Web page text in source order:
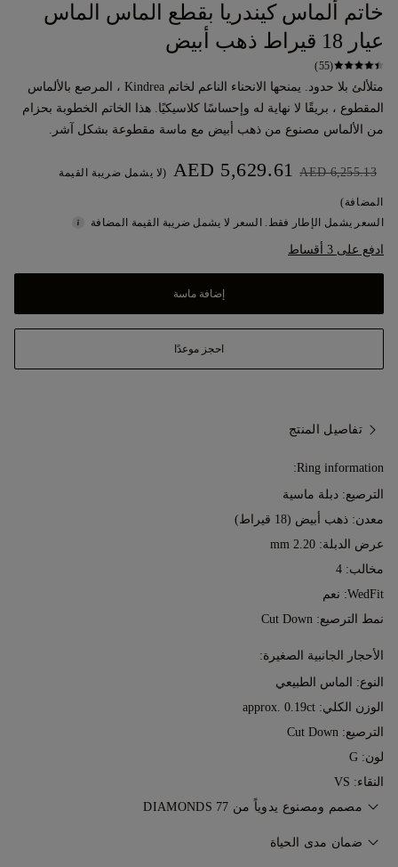
خاتم ألماس كيندريا بقطع الماس الماس
عيار 18 قيراط ذهب أبيض
(55)
متلألئ بلا حدود. يمنحها الانحناء الناعم لخاتم Kindrea ، المرصع بالألماس
المقطوع ، بريقًا لا نهاية له وإحساسًا كلاسيكيًا. هذا الخاتم الخطوبة بحزام
من الألماس مصنوع من ذهب أبيض مع ماسة مقطوعة بشكل آشر.
AED 6,255.13
AED 5,629.61 (لا يشمل ضريبة القيمة
المضافة)
السعر يشمل الإطار فقط. السعر لا يشمل ضريبة القيمة المضافة
ادفع على 3 أقساط
إضافة ماسة
احجز موعدًا
تفاصيل المنتج
Ring information:
الترصيع: دبلة ماسية
معدن: ذهب أبيض (18 قيراط)
عرض الدبلة: 2.20 mm
مخالب: 4
WedFit: نعم
نمط الترصيع: Cut Down
الأحجار الجانبية الصغيرة:
النوع: الماس الطبيعي
الوزن الكلي: approx. 0.19ct
الترصيع: Cut Down
لون: G
النقاء: VS
مصمم ومصنوع يدوياً من 77 DIAMONDS
ضمان مدى الحياة